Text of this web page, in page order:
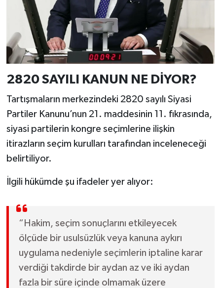
2820 SAYILI KANUN NE DİYOR?
Tartışmaların merkezindeki 2820 sayılı Siyasi
Partiler Kanunu’nun 21. maddesinin 11. fıkrasında,
siyasi partilerin kongre seçimlerine ilişkin
itirazların seçim kurulları tarafından inceleneceği
belirtiliyor.
İlgili hükümde şu ifadeler yer alıyor:
“Hakim, seçim sonuçlarını etkileyecek
ölçüde bir usulsüzlük veya kanuna aykırı
uygulama nedeniyle seçimlerin iptaline karar
verdiği takdirde bir aydan az ve iki aydan
fazla bir süre içinde olmamak üzere